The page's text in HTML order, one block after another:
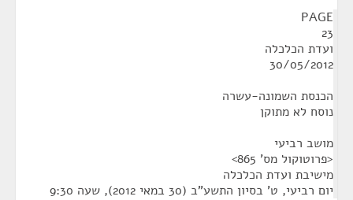
PAGE
23
ועדת הכלכלה
30/05/2012
הכנסת השמונה-עשרה
נוסח לא מתוקן
מושב רביעי
<פרוטוקול מס' 865>
מישיבת ועדת הכלכלה
יום רביעי, ט' בסיון התשע"ב (30 במאי 2012), שעה 9:30